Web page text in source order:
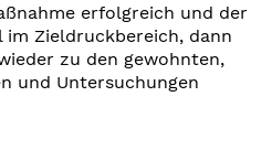
erfolgreich und der
Zieldruckbereich, dann
zu den gewohnten,
und Untersuchungen